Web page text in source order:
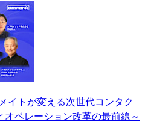
イトが変える次世代コンタク
オペレーション改革の最前線～